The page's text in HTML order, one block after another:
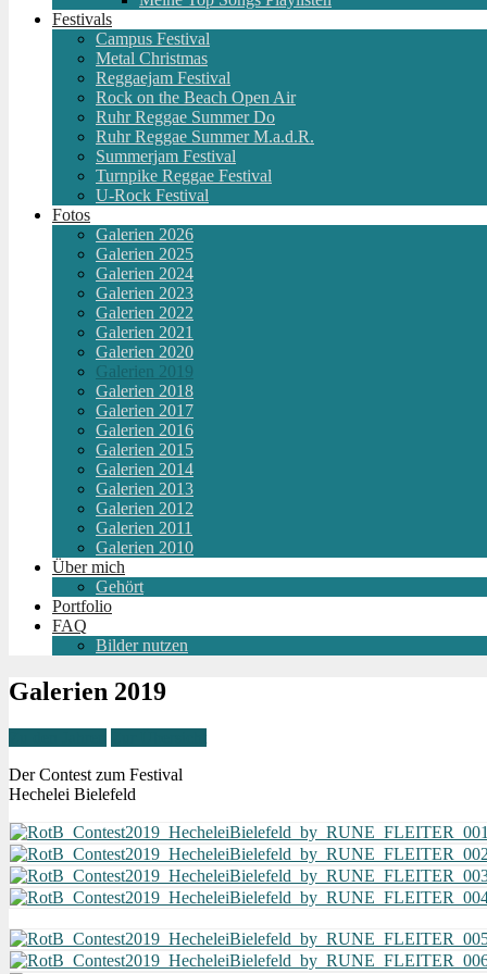
Festivals
Campus Festival
Metal Christmas
Reggaejam Festival
Rock on the Beach Open Air
Ruhr Reggae Summer Do
Ruhr Reggae Summer M.a.d.R.
Summerjam Festival
Turnpike Reggae Festival
U-Rock Festival
Fotos
Galerien 2026
Galerien 2025
Galerien 2024
Galerien 2023
Galerien 2022
Galerien 2021
Galerien 2020
Galerien 2019
Galerien 2018
Galerien 2017
Galerien 2016
Galerien 2015
Galerien 2014
Galerien 2013
Galerien 2012
Galerien 2011
Galerien 2010
Über mich
Gehört
Portfolio
FAQ
Bilder nutzen
Galerien 2019
Der Contest zum Festival
Hechelei Bielefeld